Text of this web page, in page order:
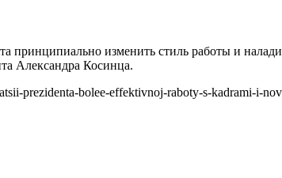
принципиально изменить стиль работы и
Александра Косинца.
prezidenta-bolee-effektivnoj-raboty-s-kadrami-i-